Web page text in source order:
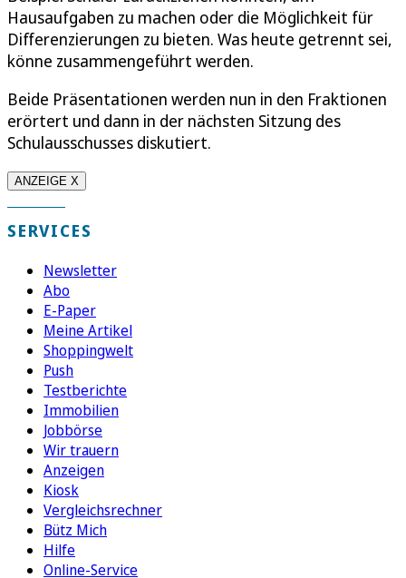
Hausaufgaben zu machen oder die Möglichkeit für
Differenzierungen zu bieten. Was heute getrennt sei,
könne zusammengeführt werden.
Beide Präsentationen werden nun in den Fraktionen
erörtert und dann in der nächsten Sitzung des
Schulausschusses diskutiert.
ANZEIGE X
SERVICES
Newsletter
Abo
E-Paper
Meine Artikel
Shoppingwelt
Push
Testberichte
Immobilien
Jobbörse
Wir trauern
Anzeigen
Kiosk
Vergleichsrechner
Bütz Mich
Hilfe
Online-Service